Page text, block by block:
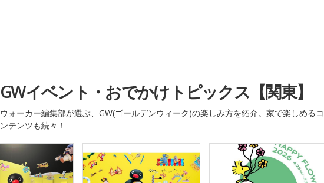
GWイベント・おでかけトピックス【関東】
ウォーカー編集部が選ぶ、GW(ゴールデンウィーク)の楽しみ方を紹介。家で楽しめるコ
ンテンツも続々！